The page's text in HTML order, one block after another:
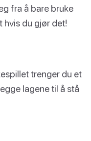
fra å bare bruke
hvis du gjør det!
trenger du et
lagene til å stå